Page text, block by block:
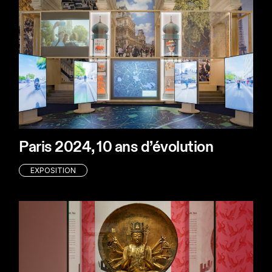
Paris 2024, 10 ans d’évolution
EXPOSITION